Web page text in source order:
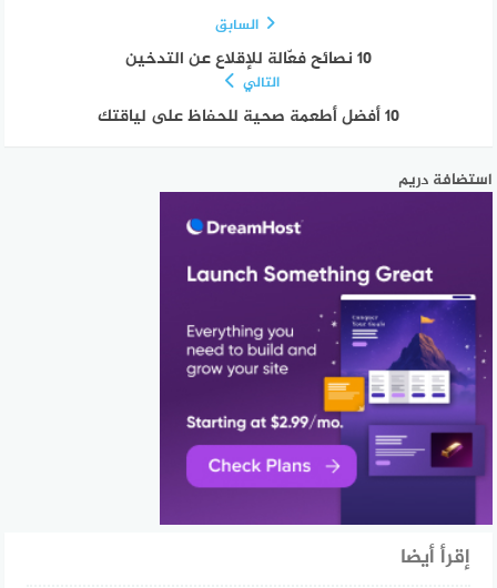
السابق
١٠ نصائح فعّالة للإقلاع عن التدخين
التالي
١٠ أفضل أطعمة صحية للحفاظ على لياقتك
استضافة دريم
إقرأ أيضا